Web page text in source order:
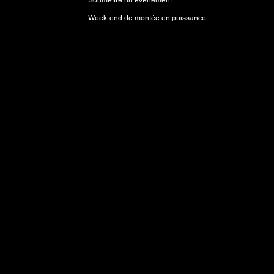
Week-end de montée en puissance